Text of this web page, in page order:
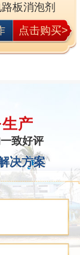
板消泡剂
点击购买>
产
致好评
决方案